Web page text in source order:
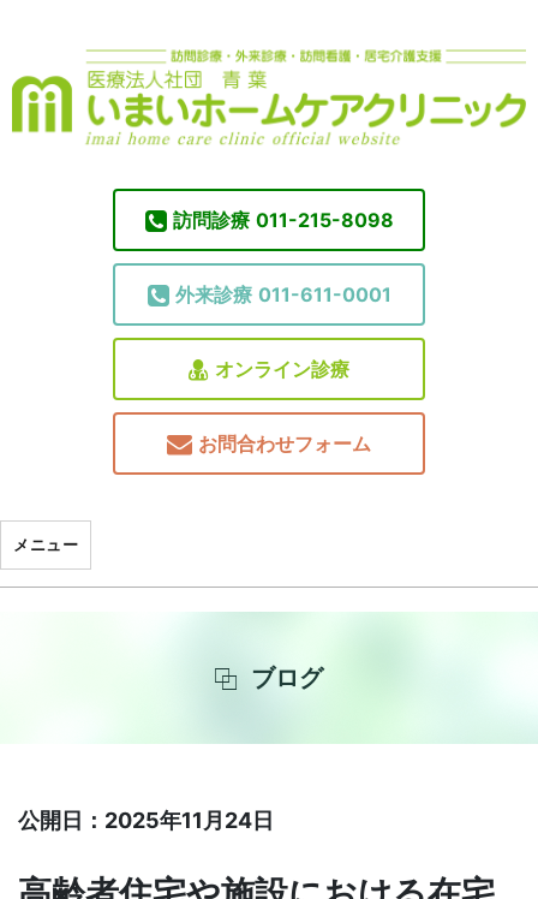
訪問診療 011-215-8098
外来診療 011-611-0001
オンライン診療
お問合わせフォーム
メニュー
ブログ
公開日：2025年11月24日